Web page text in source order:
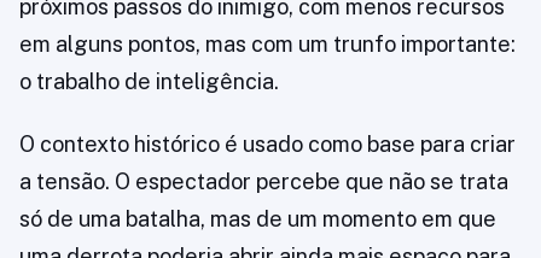
próximos passos do inimigo, com menos recursos
em alguns pontos, mas com um trunfo importante:
o trabalho de inteligência.
O contexto histórico é usado como base para criar
a tensão. O espectador percebe que não se trata
só de uma batalha, mas de um momento em que